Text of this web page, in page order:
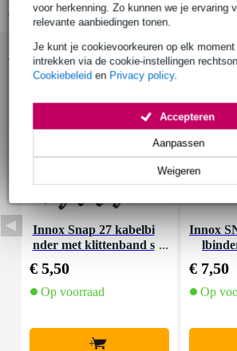
voor herkenning. Zo kunnen we je ervaring
relevante aanbiedingen tonen.
Je kunt je cookievoorkeuren op elk
intrekken via de cookie-instellingen
Cookiebeleid en Privacy policy.
Weigeren
Aanpassen
Accepteren
Bekijk alle productspecificaties
Accessoires (14)
Innox Snap 27 kabelbi
nder met klittenband s
€ 5,50
Op voorraad
+
Innox
€ 7,50
Op